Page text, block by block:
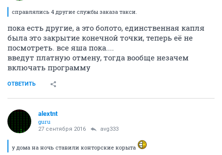
справлялись 4 другие службы заказа такси.
пока есть другие, а это болото, единственная капля
была это закрытие конечной точки, теперь её не
посмотреть. все яша пока....
введут платную отмену, тогда вообще незачем
включать программу
ОТВЕТИТЬ
alextnt
guru
27 сентября 2016 avg333
у дома на ночь ставили конторские корыта